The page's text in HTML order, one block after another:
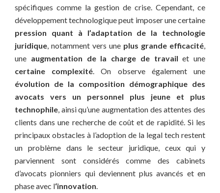
spécifiques comme la gestion de crise. Cependant, ce
développement technologique peut imposer une certaine
pression quant à l’adaptation de la technologie
juridique, notamment vers une plus grande efficacité,
une augmentation de la charge de travail et une
certaine complexité. On observe également une
évolution de la composition démographique des
avocats vers un personnel plus jeune et plus
technophile, ainsi qu’une augmentation des attentes des
clients dans une recherche de coût et de rapidité. Si les
principaux obstacles à l’adoption de la legal tech restent
un problème dans le secteur juridique, ceux qui y
parviennent sont considérés comme des cabinets
d’avocats pionniers qui deviennent plus avancés et en
phase avec l‘innovation.